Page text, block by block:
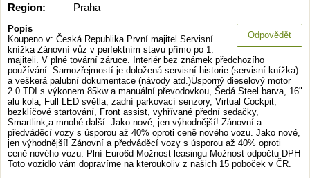
Region:
Praha
Odpovědět
Popis
Koupeno v: Česká Republika První majitel Servisní
knížka Zánovní vůz v perfektním stavu přímo po 1.
majiteli. V plné tovární záruce. Interiér bez známek předchozího
používání. Samozřejmostí je doložená servisní historie (servisní knížka)
a veškerá palubní dokumentace (návody atd.)Úsporný dieselový motor
2.0 TDI s výkonem 85kw a manuální převodovkou, Šedá Steel barva, 16"
alu kola, Full LED světla, zadní parkovací senzory, Virtual Cockpit,
bezklíčové startování, Front assist, vyhřívané přední sedačky,
Smartlink,a mnohé další. Jako nové, jen výhodnější! Zánovní a
předváděcí vozy s úsporou až 40% oproti ceně nového vozu. Jako nové,
jen výhodnější! Zánovní a předváděcí vozy s úsporou až 40% oproti
ceně nového vozu. Plní Euro6d Možnost leasingu Možnost odpočtu DPH
Toto vozidlo vám dopravíme na kteroukoliv z našich 15 poboček v ČR.